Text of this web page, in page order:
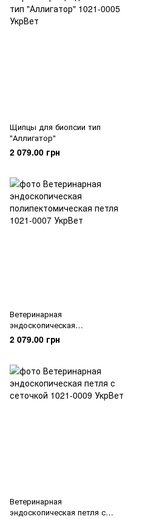
Щипцы для биопсии тип
"Аллигатор"
2 079.00 грн
Ветеринарная
эндоскопическая
полипектомическая петля
2 079.00 грн
Ветеринарная
эндоскопическая петля с